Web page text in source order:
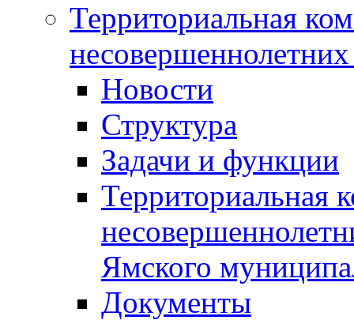
Территориальная
Новости
Структура
Задачи и функции
Территориальная
Ямского
Документы